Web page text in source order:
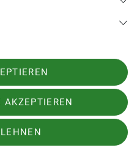
Einen Leihschein
xlsx)
AKZEPTIEREN